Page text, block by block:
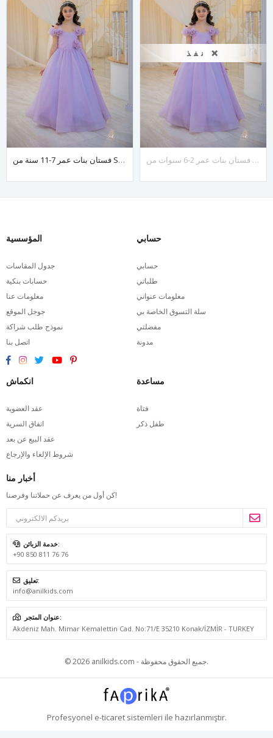
فستان بنات عمر 7-11 سنة من Solis رقم 30133 أرجواني فاتح
نفذ ❌
فستان بنات عمر 2-6 سنوات من Solis رقم 20133 أرجواني فاتح
المؤسسية
جدول المقاسات
حسابات بنكية
معلومات عنا
جوجل الموقع
نموذج طلب شراكة
اتصل بنا
حسابي
حسابي
طلباتي
معلومات عنواني
سلة التسوق الخاصة بي
مفضلتي
مدونة
انكماش
عقد العضوية
اتفاق السرية
عقد البيع عن بعد
شروط الإلغاء والإرجاع
مساعدة
فتاة
طفل ذكر
أخبار منا
كن أول من يعرف عن حملاتنا وفرصنا!
خدمة الزبائن:
+90 850 811 76 76
تعليق:
info@anilkids.com
عنوان المتجر:
Akdeniz Mah. Mimar Kemalettin Cad. No:71/E 35210 Konak/İZMİR - TURKEY
© 2026 anilkids.com - جميع الحقوق محفوظة.
Profesyonel e-ticaretsistemleri ile hazırlanmıştır.